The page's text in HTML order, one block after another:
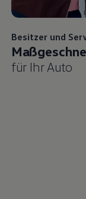
Besitzer und
für Ihr Auto